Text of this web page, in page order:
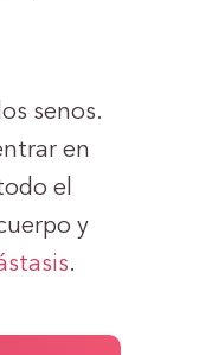
senos.
en
el
y
.